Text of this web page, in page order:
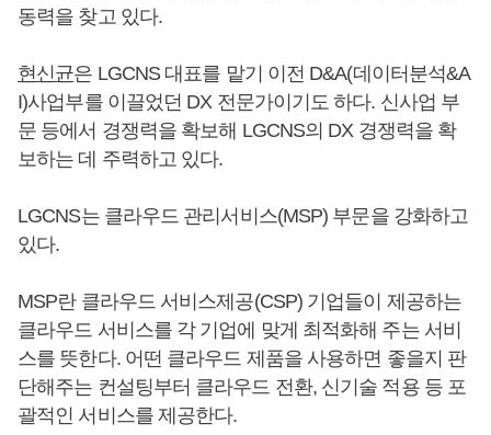
동력을 찾고 있다.
현신균은 LGCNS 대표를 맡기 이전 D&A(데이터분석&A
I)사업부를 이끌었던 DX 전문가이기도 하다. 신사업 부
문 등에서 경쟁력을 확보해 LGCNS의 DX 경쟁력을 확
보하는 데 주력하고 있다.
LGCNS는 클라우드 관리서비스(MSP) 부문을 강화하고
있다.
MSP란 클라우드 서비스제공(CSP) 기업들이 제공하는
클라우드 서비스를 각 기업에 맞게 최적화해 주는 서비
스를 뜻한다. 어떤 클라우드 제품을 사용하면 좋을지 판
단해주는 컨설팅부터 클라우드 전환, 신기술 적용 등 포
괄적인 서비스를 제공한다.